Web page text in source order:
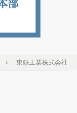
東鉄工業株式会社